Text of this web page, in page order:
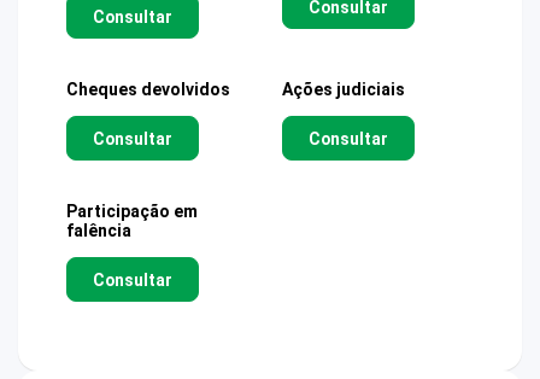
Consultar Consultar
Cheques devolvidos
Consultar
Ações judiciais
Consultar
Participação em
falência
Consultar